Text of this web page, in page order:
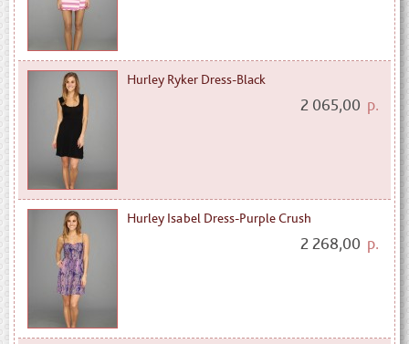
Hurley Ryker Dress-Black
2 065,00 р.
Hurley Isabel Dress-Purple Crush
2 268,00 р.